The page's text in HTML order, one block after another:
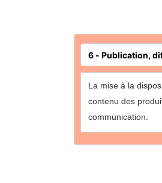
La mise à la
contenu des
communication.